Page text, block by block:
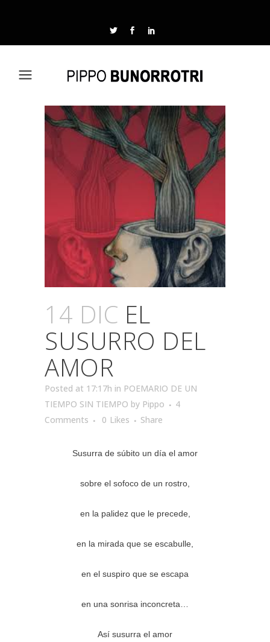
14 DIC EL
SUSURRO DEL
AMOR
Posted at 17:17h in POEMARIO DE UN
TIEMPO SIN TIEMPO by Pippo
4
Comments
0 Likes Share
Susurra de súbito un día el amor
sobre el sofoco de un rostro,
en la palidez que le precede,
en la mirada que se escabulle,
en el suspiro que se escapa
en una sonrisa inconcreta…
Así susurra el amor